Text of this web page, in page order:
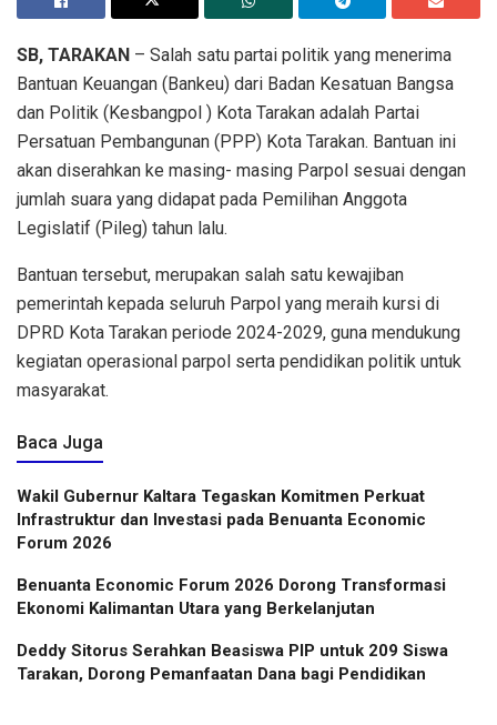
SB, TARAKAN – Salah satu partai politik yang menerima
Bantuan Keuangan (Bankeu) dari Badan Kesatuan Bangsa
dan Politik (Kesbangpol ) Kota Tarakan adalah Partai
Persatuan Pembangunan (PPP) Kota Tarakan. Bantuan ini
akan diserahkan ke masing- masing Parpol sesuai dengan
jumlah suara yang didapat pada Pemilihan Anggota
Legislatif (Pileg) tahun lalu.
Bantuan tersebut, merupakan salah satu kewajiban
pemerintah kepada seluruh Parpol yang meraih kursi di
DPRD Kota Tarakan periode 2024-2029, guna mendukung
kegiatan operasional parpol serta pendidikan politik untuk
masyarakat.
Baca Juga
Wakil Gubernur Kaltara Tegaskan Komitmen Perkuat
Infrastruktur dan Investasi pada Benuanta Economic
Forum 2026
Benuanta Economic Forum 2026 Dorong Transformasi
Ekonomi Kalimantan Utara yang Berkelanjutan
Deddy Sitorus Serahkan Beasiswa PIP untuk 209 Siswa
Tarakan, Dorong Pemanfaatan Dana bagi Pendidikan